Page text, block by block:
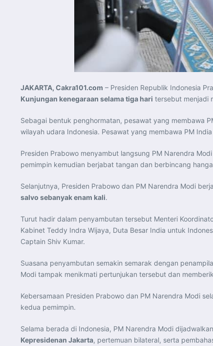
JAKARTA, Cakra101.com – Presiden Republik Indonesia
Kunjungan kenegaraan selama tiga hari tersebut menjadi
Sebagai bentuk penghormatan, pesawat yang membawa
wilayah udara Indonesia. Pesawat yang membawa PM
Presiden Prabowo menyambut langsung PM Narendra
pemimpin kemudian berjabat tangan dan berbincang
Selanjutnya, Presiden Prabowo dan PM Narendra Modi
salvo sebanyak enam kali.
Turut hadir dalam penyambutan tersebut Menteri
Kabinet Teddy Indra Wijaya, Duta Besar India untuk
Captain Shiv Kumar.
Suasana penyambutan semakin semarak dengan
Modi tampak menikmati pertunjukan tersebut dan
Kebersamaan Presiden Prabowo dan PM Narendra Modi
kedua pemimpin.
Selama berada di Indonesia, PM Narendra Modi
Kepresidenan Jakarta, pertemuan bilateral, serta